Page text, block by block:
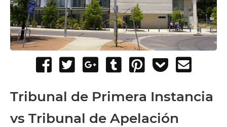
Share
Facebook
Tweet
Share
Google+
Post
Tumblr
Pin
Add
Pocket
Tribunal de Primera Instancia
vs Tribunal de Apelación